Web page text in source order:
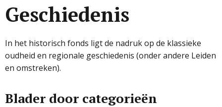
Geschiedenis
In het historisch fonds ligt de nadruk op de klassieke
oudheid en regionale geschiedenis (onder andere Leiden
en omstreken).
Blader door categorieën